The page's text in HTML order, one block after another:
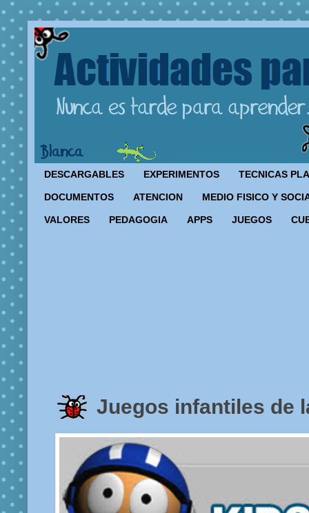
DESCARGABLES EXPERIMENTOS TECNICAS
DOCUMENTOS ATENCION MEDIO FISICO Y
VALORES PEDAGOGIA APPS JUEGOS
Juegos infantiles de